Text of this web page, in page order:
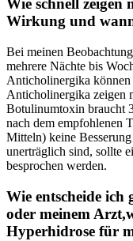
Wie schnell ⁤zeigen
Wirkung ‌und
Bei meinen
‍mehrere ‍Nächte bis
Anticholinergika
Anticholinergika zeigen
Botulinumtoxin braucht
‌nach dem‍ empfohlenen
Mitteln) keine
unerträglich sind,​ sollte
‌besprochen werden.
Wie entscheide ich
‌oder meinem
‍Hyperhidrose für